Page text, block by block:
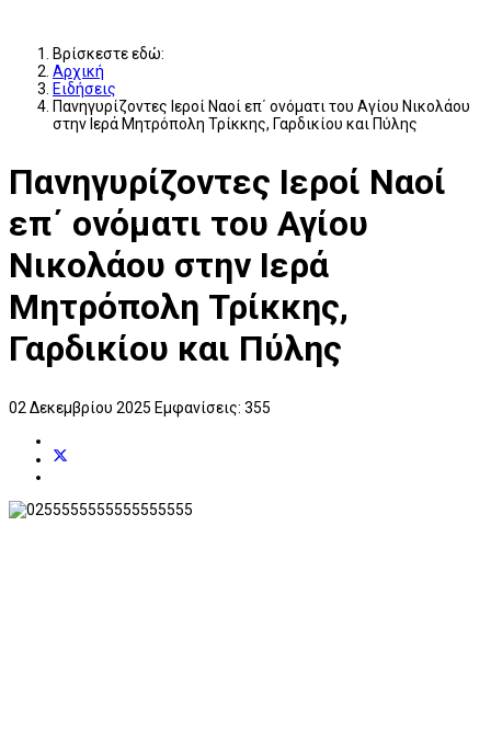
Βρίσκεστε εδώ:
Αρχική
Ειδήσεις
Πανηγυρίζοντες Ιεροί Ναοί επ΄ ονόματι του Αγίου Νικολάου
στην Ιερά Μητρόπολη Τρίκκης, Γαρδικίου και Πύλης
Πανηγυρίζοντες Ιεροί Ναοί
επ΄ ονόματι του Αγίου
Νικολάου στην Ιερά
Μητρόπολη Τρίκκης,
Γαρδικίου και Πύλης
02 Δεκεμβρίου 2025 Εμφανίσεις: 355